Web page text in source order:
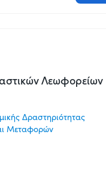
Λεωφορείων
Δραστηριότητας
Μεταφορών